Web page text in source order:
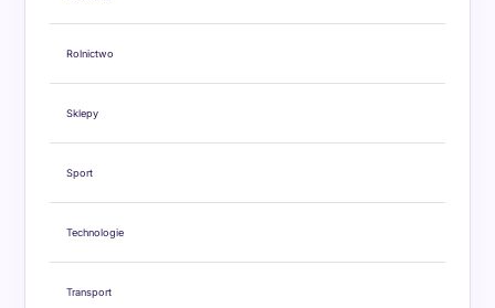
Rolnictwo
Sklepy
Sport
Technologie
Transport